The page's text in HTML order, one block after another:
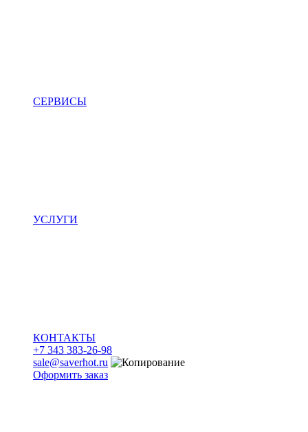
СЕРВИСЫ
УСЛУГИ
КОНТАКТЫ
+7 343 383-26-98
sale@saverhot.ru
Оформить заказ